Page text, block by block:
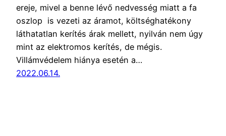
ereje, mivel a benne lévő nedvesség miatt a fa
oszlop is vezeti az áramot, költséghatékony
láthatatlan kerítés árak mellett, nyilván nem úgy
mint az elektromos kerítés, de mégis.
Villámvédelem hiánya esetén a…
2022.06.14.